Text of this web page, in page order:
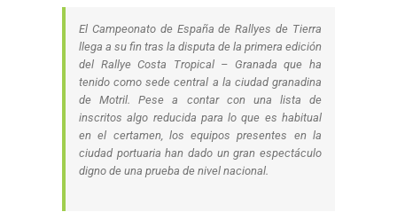
El Campeonato de España de Rallyes de Tierra
llega a su fin tras la disputa de la primera edición
del Rallye Costa Tropical – Granada que ha
tenido como sede central a la ciudad granadina
de Motril. Pese a contar con una lista de
inscritos algo reducida para lo que es habitual
en el certamen, los equipos presentes en la
ciudad portuaria han dado un gran espectáculo
digno de una prueba de nivel nacional.